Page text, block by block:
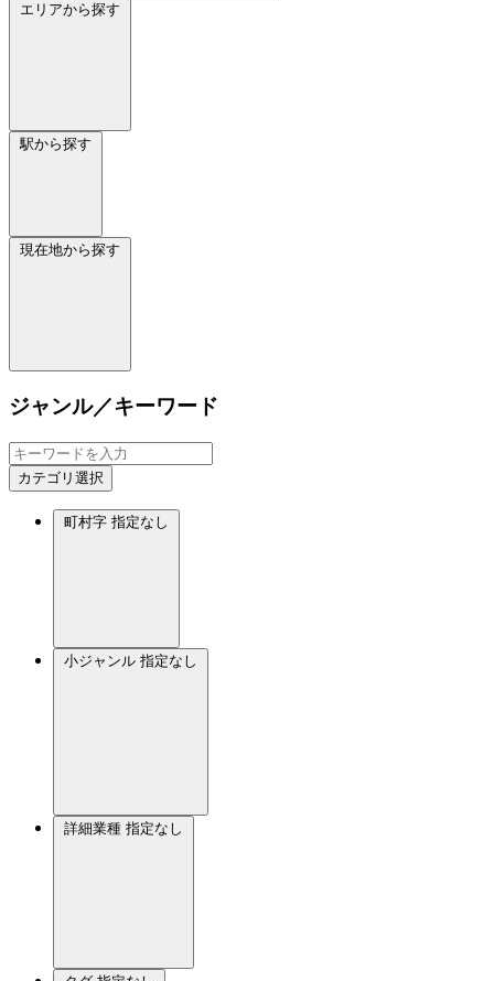
エリアから探す
駅から探す
現在地から探す
ジャンル／キーワード
カテゴリ選択
町村字 指定なし
小ジャンル 指定なし
詳細業種 指定なし